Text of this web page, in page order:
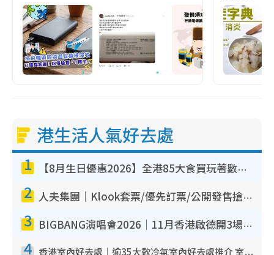
港生活人氣好去處
1 【8月生日優惠2026】全港85大食買玩著數攻略 自助餐/火鍋放題同行免費＋誠品/DONKI送現金券
2 人夫集團｜Klook套票/優先訂票/公開發售搶飛攻略！附票價.購票連結.場地座位表
3 BIGBANG演唱會2026｜11月香港啟德開3場！實名制VIP申請、優先購票攻略
4